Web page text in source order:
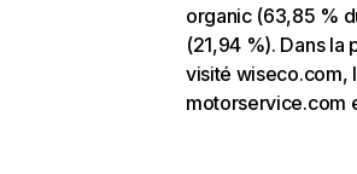
organic (63,85 %
(21,94 %). Dans la
visité wiseco.com,
motorservice.com